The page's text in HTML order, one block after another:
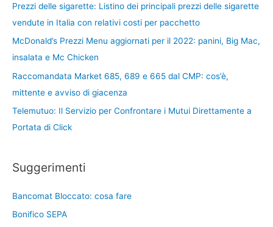
Prezzi delle sigarette: Listino dei principali prezzi delle sigarette
vendute in Italia con relativi costi per pacchetto
McDonald’s Prezzi Menu aggiornati per il 2022: panini, Big Mac,
insalata e Mc Chicken
Raccomandata Market 685, 689 e 665 dal CMP: cos’è,
mittente e avviso di giacenza
Telemutuo: Il Servizio per Confrontare i Mutui Direttamente a
Portata di Click
Suggerimenti
Bancomat Bloccato: cosa fare
Bonifico SEPA